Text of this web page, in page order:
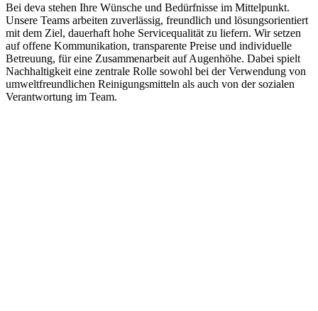
Bei deva stehen Ihre Wünsche und Bedürfnisse im Mittelpunkt.
Unsere Teams arbeiten zuverlässig, freundlich und lösungsorientiert
mit dem Ziel, dauerhaft hohe Servicequalität zu liefern. Wir setzen
auf offene Kommunikation, transparente Preise und individuelle
Betreuung, für eine Zusammenarbeit auf Augenhöhe. Dabei spielt
Nachhaltigkeit eine zentrale Rolle sowohl bei der Verwendung von
umweltfreundlichen Reinigungsmitteln als auch von der sozialen
Verantwortung im Team.